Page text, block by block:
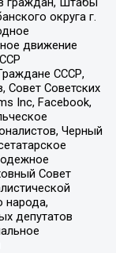
округа г.
движение
СССР,
Совет Советских
Inc, Facebook,
Черный
Совет
народа,
депутатов